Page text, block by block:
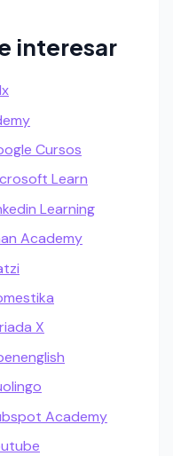
interesar
Cursos
Learn
Learning
Academy
X
Academy